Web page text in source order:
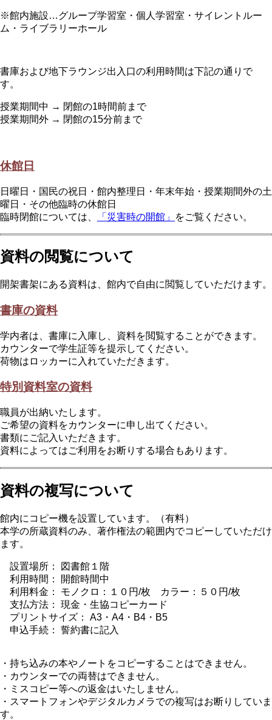
※館内施設…グループ学習室・個人学習室・サイレントルー
ム・ライブラリーホール
書庫および地下ラウンジ出入口の利用時間は下記の通りで
す。
授業期間中 → 閉館の1時間前まで
授業期間外 → 閉館の15分前まで
休館日
日曜日・国民の祝日・館内整理日・年末年始・授業期間外の土
曜日・その他臨時の休館日
臨時閉館については、
「災害時の開館」 をご覧ください。
資料の閲覧について
開架書架にある資料は、館内で自由に閲覧していただけます。
書庫の資料
学内者は、書庫に入庫し、資料を閲覧することができます。
カウンターで学生証等を提示してください。
荷物はロッカーに入れていただきます。
特別資料室の資料
職員が出納いたします。
ご希望の資料をカウンターに申し出てください。
書類にご記入いただきます。
資料によってはご利用をお断りする場合もあります。
資料の複写について
館内にコピー機を設置しています。（有料）
本学の所蔵資料のみ、著作権法の範囲内でコピーしていただけ
ます。
設置場所： 図書館１階
利用時間： 開館時間中
利用料金： モノクロ：１０円/枚 カラー：５０円/枚
支払方法： 現金・生協コピーカード
プリントサイズ： A3・A4・B4・B5
申込手続： 誓約書に記入
・持ち込みの本やノートをコピーすることはできません。
・カウンターでの両替はできません。
・ミスコピー等への返金はいたしません。
・スマートフォンやデジタルカメラでの複写はお断りしていま
す。